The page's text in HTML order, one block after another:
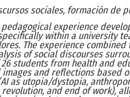
sociales, formación de
experience
within a university
The experience combined
of social discourses
students from health and
and reflections based
as utopia/dystopia,
and end of work),